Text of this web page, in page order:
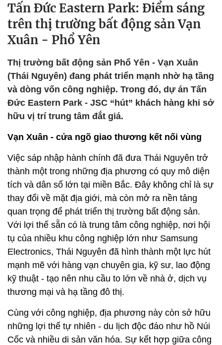
Tấn Đức Eastern Park: Điểm sáng
trên thị trường bất động sản Vạn
Xuân - Phổ Yên
Thị trường bất động sản Phổ Yên - Vạn Xuân
(Thái Nguyên) đang phát triển mạnh nhờ hạ tầng
và dòng vốn công nghiệp. Trong đó, dự án Tấn
Đức Eastern Park - JSC “hút” khách hàng khi sở
hữu vị trí trung tâm đắt giá.
Vạn Xuân - cửa ngõ giao thương kết nối vùng
Việc sáp nhập hành chính đã đưa Thái Nguyên trở
thành một trong những địa phương có quy mô diện
tích và dân số lớn tại miền Bắc. Đây không chỉ là sự
thay đổi về mặt địa giới, mà còn mở ra nền tảng
quan trọng để phát triển thị trường bất động sản.
Với lợi thế sẵn có là trung tâm công nghiệp, nơi hội
tụ của nhiều khu công nghiệp lớn như Samsung
Electronics, Thái Nguyên đã hình thành một lực hút
mạnh mẽ với hàng vạn chuyên gia, kỹ sư, lao động
kỹ thuật - tạo nên nhu cầu to lớn về nhà ở, dịch vụ
thương mại và hạ tầng đô thị.
Cùng với công nghiệp, địa phương này còn sở hữu
những lợi thế tự nhiên - du lịch độc đáo như hồ Núi
Cốc và nhiều di sản văn hóa. Sự kết hợp giữa công